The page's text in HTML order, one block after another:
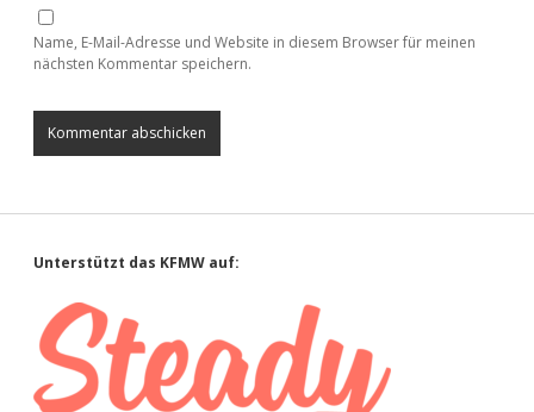
Name, E-Mail-Adresse und Website in diesem Browser für meinen
nächsten Kommentar speichern.
Sidebar
Unterstützt das KFMW auf: